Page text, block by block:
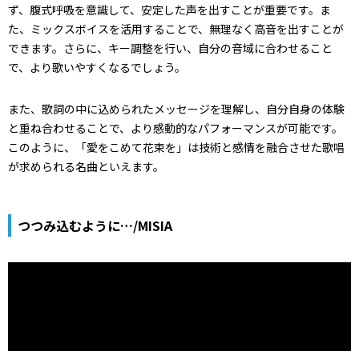
ず、腹式呼吸を意識して、安定した声を出すことが重要です。ま
た、ミックスボイスを活用することで、無理なく高音を出すことが
できます。さらに、キー調整を行い、自分の音域に合わせること
で、より歌いやすくなるでしょう。
また、歌詞の中に込められたメッセージを理解し、自分自身の体験
と重ね合わせることで、より感動的なパフォーマンスが可能です。
このように、「愛をこめて花束を」は技術と感情を融合させた歌唱
が求められる名曲といえます。
つつみ込むように…/MISIA